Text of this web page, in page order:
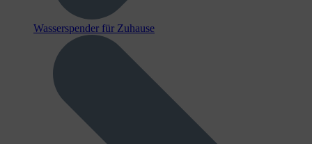
Wasserspender für Zuhause